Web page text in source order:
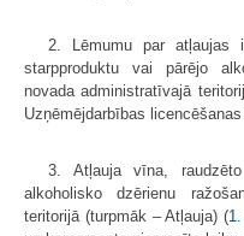
2. Lēmumu par atļaujas
starpproduktu vai pārējo
novada administratīvajā
Uzņēmējdarbības
3. Atļauja vīna,
alkoholisko dzērienu
teritorijā (turpmāk – Atļauja) (1.